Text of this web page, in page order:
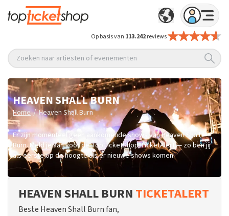
Op basis van 113.242reviews
Zoeken naar artiesten of evenementen
HEAVEN SHALL BURN
Home / Heaven Shall Burn
Er zijn momenteel geen aankomende shows van Heaven Shall
Burn. Meld je aan voor de TopTicketShop TicketAlert — zo ben jij
als eerste op de hoogte als er nieuwe shows komen!
HEAVEN SHALL BURN TICKETALERT
Beste Heaven Shall Burn fan,